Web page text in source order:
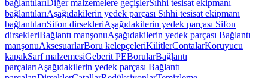
bağlantılarıDiğer malzemelere geçişlerSıhhi tesisat ekipmanı
bağlantılarıAşağıdakilerin yedek parçası Sıhhi tesisat ekipmanı
bağlantılarıSifon dirsekleriAşağıdakilerin yedek parçası Sifon
dirsekleriBağlantı manşonuAşağıdakilerin yedek parçası Bağlantı
manşonuAksesuarlarBoru kelepçeleriKilitlerContalarKoruyucu
kapakSarf malzemesiGeberit PEBorularBağlantı
parçalarıAşağıdakilerin yedek parçası Bağlantı